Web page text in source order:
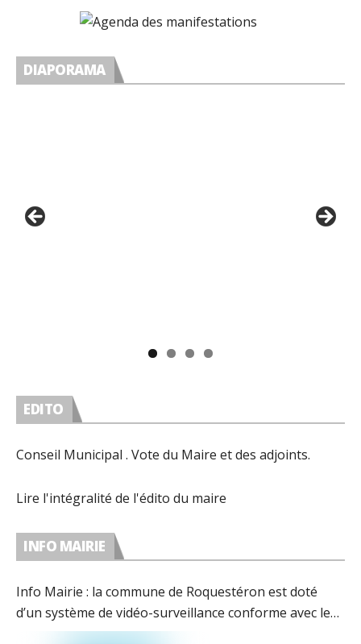
DIAPORAMA
EDITO
Conseil Municipal . Vote du Maire et des adjoints.
Lire l'intégralité de l'édito du maire
INFO MAIRIE
Info Mairie : la commune de Roquestéron est doté
d’un système de vidéo-surveillance conforme avec les
préconisations de la CNIL.